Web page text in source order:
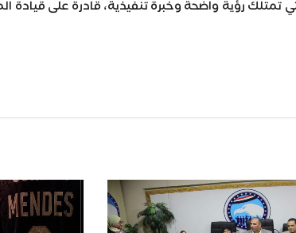
تمتلك رؤية واضحة وخبرة تنفيذية، قادرة على قيادة